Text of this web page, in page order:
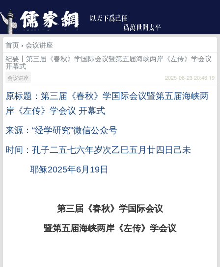
首页 › 会议讲座
纪要丨第三届《春秋》学国际会议暨第五届海峡两岸《左传》学会议
开幕式
会议讲座 2025-06-23 20:46:19
原标题：第三届《春秋》学国际会议暨第五届海峡两
岸《左传》学会议 开幕式
来源：“经学研究”微信公众号
时间：孔子二五七六年岁次乙巳五月廿四日己未
耶稣2025年6月19日
第三届《春秋》学国际会议
暨第五届海峡两岸《左传》学会议